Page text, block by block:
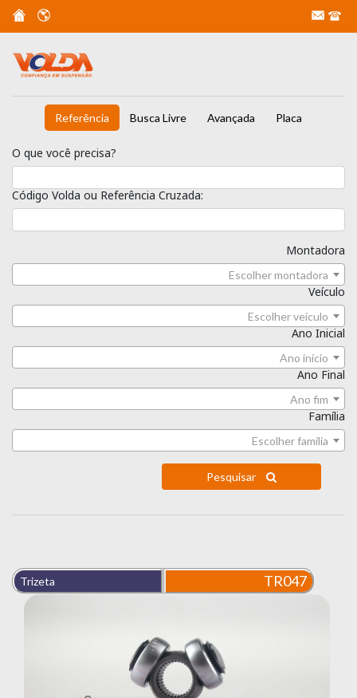
Referência Busca Livre Avançada Placa
O que você precisa?
Código Volda ou Referência Cruzada:
Montadora
Escolher montadora
Veículo
Escolher veículo
Ano Inicial
Ano início
Ano Final
Ano fim
Família
Escolher família
Pesquisar
Trizeta TR047